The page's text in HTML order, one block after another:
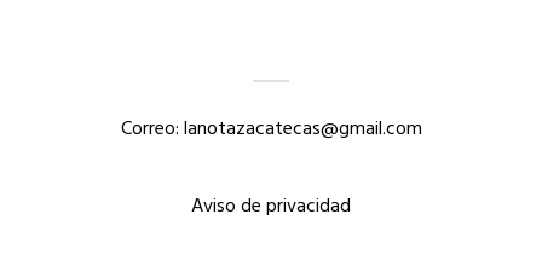
Correo: lanotazacatecas@gmail.com
Aviso de privacidad